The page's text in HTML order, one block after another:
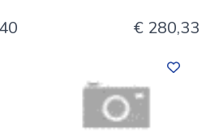
€ 280,33